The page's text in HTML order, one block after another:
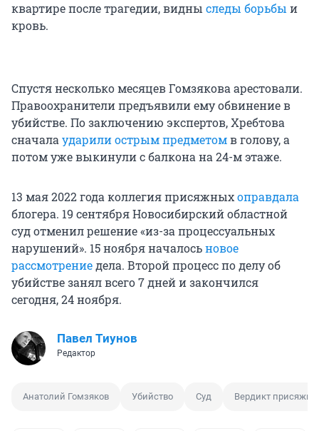
квартире после трагедии, видны следы борьбы и
кровь.
Спустя несколько месяцев Гомзякова арестовали.
Правоохранители предъявили ему обвинение в
убийстве. По заключению экспертов, Хребтова
сначала ударили острым предметомв голову, а
потом уже выкинули с балкона на 24-м этаже.
13 мая 2022 года коллегия присяжныхоправдала
блогера. 19 сентября Новосибирский областной
суд отменил решение «из-за процессуальных
нарушений». 15 ноября началосьновое
рассмотрениедела. Второй процесс по делу об
убийстве занял всего 7 дней и закончился
сегодня, 24 ноября.
Павел Тиунов
Редактор
Анатолий Гомзяков Убийство Суд Вердикт